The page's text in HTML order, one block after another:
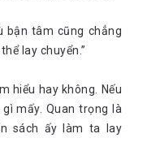
bận tâm cũng chẳng
lay chuyển.”
hiểu hay không. Nếu
mấy. Quan trọng là
sách ấy làm ta lay